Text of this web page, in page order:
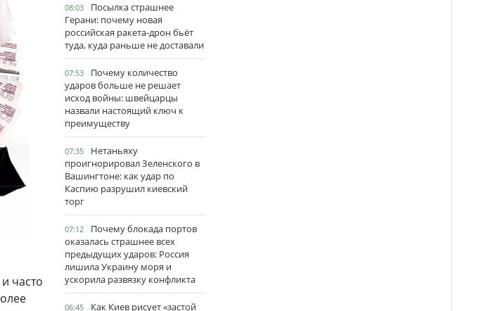
часто
08:03
Посылка страшнее
Герани: почему новая
российская ракета-дрон бьёт
туда, куда раньше не доставали
07:53
Почему количество
ударов больше не решает
исход войны: швейцарцы
назвали настоящий ключ к
преимуществу
07:35
Нетаньяху
проигнорировал Зеленского в
Вашингтоне: как удар по
Каспию разрушил киевский
торг
07:12
Почему блокада портов
оказалась страшнее всех
предыдущих ударов: Россия
лишила Украину моря и
ускорила развязку конфликта
06:45
Как Киев рисует «застой